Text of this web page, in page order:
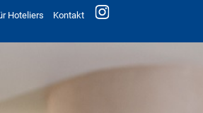
Hoteliers
Kontakt